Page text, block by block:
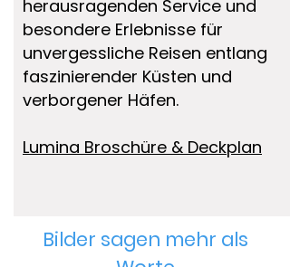
herausragenden Service und
besondere Erlebnisse für
unvergessliche Reisen entlang
faszinierender Küsten und
verborgener Häfen.
Lumina Broschüre & Deckplan
Bilder sagen mehr als